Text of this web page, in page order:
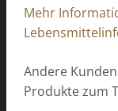
Mehr
Andere
Produkte zum